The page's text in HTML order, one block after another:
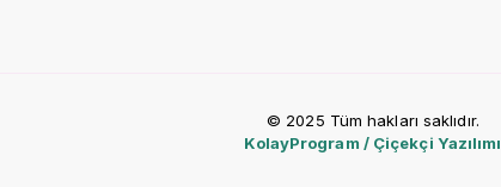
© 2025 Tüm hakları saklıdır.
KolayProgram / Çiçekçi Yazılımı